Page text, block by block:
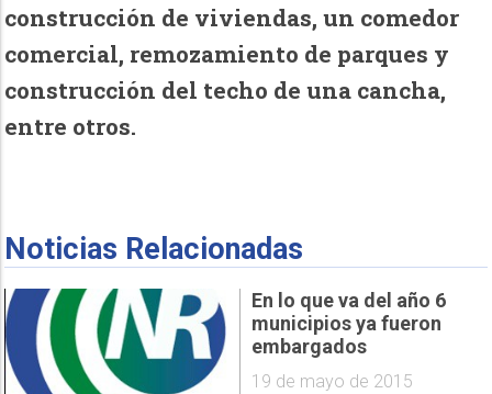
construcción de viviendas, un comedor
comercial, remozamiento de parques y
construcción del techo de una cancha,
entre otros.
Noticias Relacionadas
En lo que va del año 6
municipios ya fueron
embargados
19 de mayo de 2015